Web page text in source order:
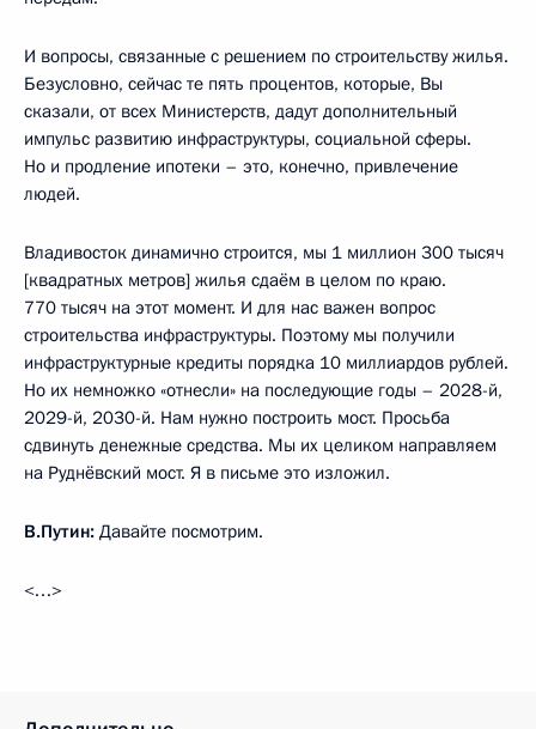
И вопросы, связанные с решением по строительству жилья.
Безусловно, сейчас те пять процентов, которые, Вы
сказали, от всех Министерств, дадут дополнительный
импульс развитию инфраструктуры, социальной сферы.
Но и продление ипотеки – это, конечно, привлечение
людей.
Владивосток динамично строится, мы 1 миллион 300 тысяч
[квадратных метров] жилья сдаём в целом по краю.
770 тысяч на этот момент. И для нас важен вопрос
строительства инфраструктуры. Поэтому мы получили
инфраструктурные кредиты порядка 10 миллиардов рублей.
Но их немножко «отнесли» на последующие годы – 2028-й,
2029-й, 2030-й. Нам нужно построить мост. Просьба
сдвинуть денежные средства. Мы их целиком направляем
на Руднёвский мост. Я в письме это изложил.
В.Путин: Давайте посмотрим.
<…>